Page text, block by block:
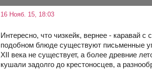
16 Нояб. 15, 18:03
Интересно, что чизкейк, вернее - каравай
подобном блюде существуют письменные
XII века не существует, а более древние
кушали задолго до крестоносцев, а